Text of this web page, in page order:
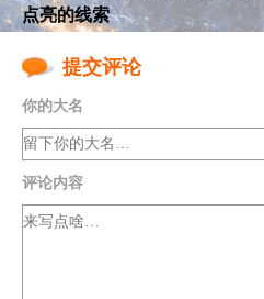
点亮的线索
提交评论
你的大名
评论内容